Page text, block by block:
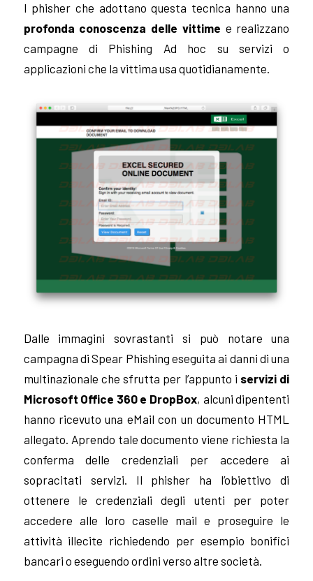
I phisher che adottano questa tecnica hanno una
profonda conoscenza delle vittime e realizzano
campagne di Phishing Ad hoc su servizi o
applicazioni che la vittima usa quotidianamente.
Dalle immagini sovrastanti si può notare una
campagna di Spear Phishing eseguita ai danni di una
multinazionale che sfrutta per l’appunto i servizi di
Microsoft Office 360 e DropBox, alcuni dipententi
hanno ricevuto una eMail con un documento HTML
allegato. Aprendo tale documento viene richiesta la
conferma delle credenziali per accedere ai
sopracitati servizi. Il phisher ha l’obiettivo di
ottenere le credenziali degli utenti per poter
accedere alle loro caselle mail e proseguire le
attività illecite richiedendo per esempio bonifici
bancari o eseguendo ordini verso altre società.